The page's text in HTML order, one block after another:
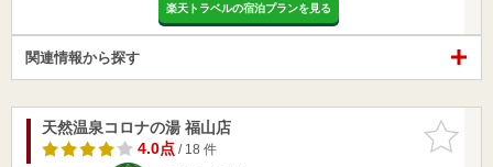
楽天トラベルの宿泊プランを見る
関連情報から探す
お気に入
りに追加
天然温泉コロナの湯 福山店
4.0点/ 18 件